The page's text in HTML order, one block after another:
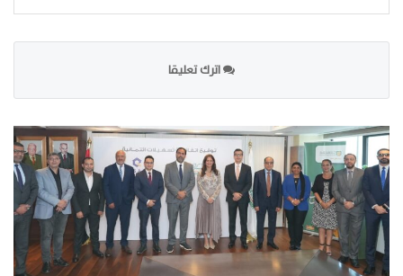
اترك تعليقا